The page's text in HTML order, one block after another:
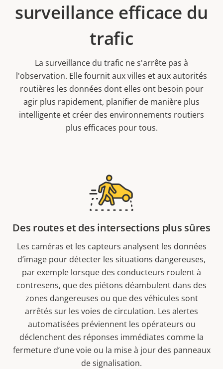
surveillance efficace du
trafic
La surveillance du trafic ne s'arrête pas à
l'observation. Elle fournit aux villes et aux autorités
routières les données dont elles ont besoin pour
agir plus rapidement, planifier de manière plus
intelligente et créer des environnements routiers
plus efficaces pour tous.
Des routes et des intersections plus sûres
Les caméras et les capteurs analysent les données
d’image pour détecter les situations dangereuses,
par exemple lorsque des conducteurs roulent à
contresens, que des piétons déambulent dans des
zones dangereuses ou que des véhicules sont
arrêtés sur les voies de circulation. Les alertes
automatisées préviennent les opérateurs ou
déclenchent des réponses immédiates comme la
fermeture d’une voie ou la mise à jour des panneaux
de signalisation.